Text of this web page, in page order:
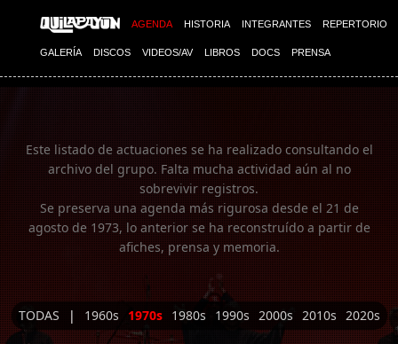
AGENDA HISTORIA INTEGRANTES REPERTORIO
GALERÍA DISCOS VIDEOS/AV LIBROS DOCS PRENSA
Imagen 01
Este listado de actuaciones se ha realizado consultando el
archivo del grupo. Falta mucha actividad aún al no
sobrevivir registros.
Se preserva una agenda más rigurosa desde el 21 de
agosto de 1973, lo anterior se ha reconstruído a partir de
afiches, prensa y memoria.
TODAS | 1960s 1970s 1980s 1990s 2000s 2010s 2020s